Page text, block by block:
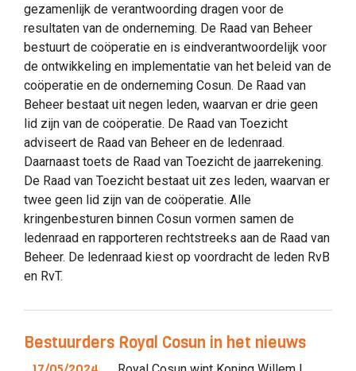
gezamenlijk de verantwoording dragen voor de
resultaten van de onderneming. De Raad van Beheer
bestuurt de coöperatie en is eindverantwoordelijk voor
de ontwikkeling en implementatie van het beleid van de
coöperatie en de onderneming Cosun. De Raad van
Beheer bestaat uit negen leden, waarvan er drie geen
lid zijn van de coöperatie. De Raad van Toezicht
adviseert de Raad van Beheer en de ledenraad.
Daarnaast toets de Raad van Toezicht de jaarrekening.
De Raad van Toezicht bestaat uit zes leden, waarvan er
twee geen lid zijn van de coöperatie. Alle
kringenbesturen binnen Cosun vormen samen de
ledenraad en rapporteren rechtstreeks aan de Raad van
Beheer. De ledenraad kiest op voordracht de leden RvB
en RvT.
Bestuurders Royal Cosun in het nieuws